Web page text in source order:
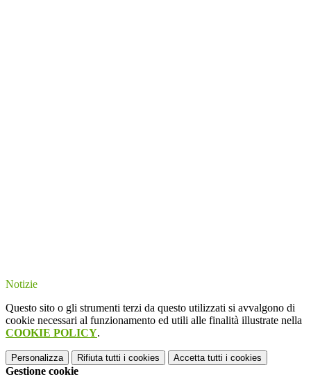
Notizie
Questo sito o gli strumenti terzi da questo utilizzati si avvalgono di
cookie necessari al funzionamento ed utili alle finalità illustrate nella
COOKIE POLICY.
Personalizza Rifiuta tutti i cookies Accetta tutti i cookies
Gestione cookie